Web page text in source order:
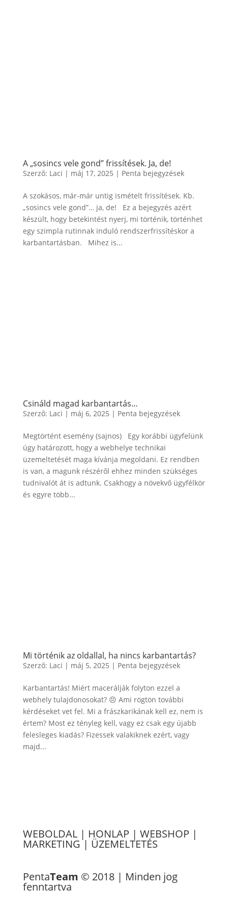
A „sosincs vele gond” frissítések. Ja, de!
Szerző: Laci | máj 17, 2025 | Penta bejegyzések
A szokásos, már-már untig ismételt frissítések. Kb.
„sosincs vele gond”… ja, de! Ez a bejegyzés azért
készült, hogy betekintést nyerj, mi történik, történhet
egy szimpla rutinnak induló rendszerfrissítéskor a
karbantartásban. Mihez is...
Csináld magad karbantartás…
Szerző: Laci | máj 6, 2025 | Penta bejegyzések
Megtörtént esemény (sajnos) Egy korábbi ügyfelünk
úgy határozott, hogy a webhelye technikai
üzemeltetését maga kívánja megoldani. Ez rendben
is van, a magunk részéről ehhez minden szükséges
tudnivalót át is adtunk. Csakhogy a növekvő ügyfélkör
és egyre több...
Mi történik az oldallal, ha nincs karbantartás?
Szerző: Laci | máj 5, 2025 | Penta bejegyzések
Karbantartás! Miért macerálják folyton ezzel a
webhely tulajdonosokat? 😣 Ami rögtön további
kérdéseket vet fel. Mi a frászkarikának kell ez, nem is
értem? Most ez tényleg kell, vagy ez csak egy újabb
felesleges kiadás? Fizessek valakiknek ezért, vagy
majd...
WEBOLDAL | HONLAP | WEBSHOP |
MARKETING| ÜZEMELTETÉS
PentaTeam © 2018 | Minden jog
fenntartva